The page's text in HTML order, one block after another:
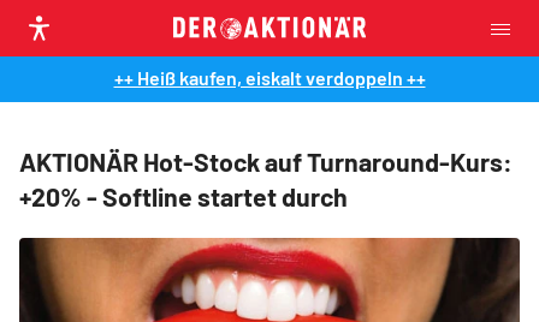
++ Heiß kaufen, eiskalt verdoppeln ++
AKTIONÄR Hot-Stock auf Turnaround-Kurs:
+20% - Softline startet durch